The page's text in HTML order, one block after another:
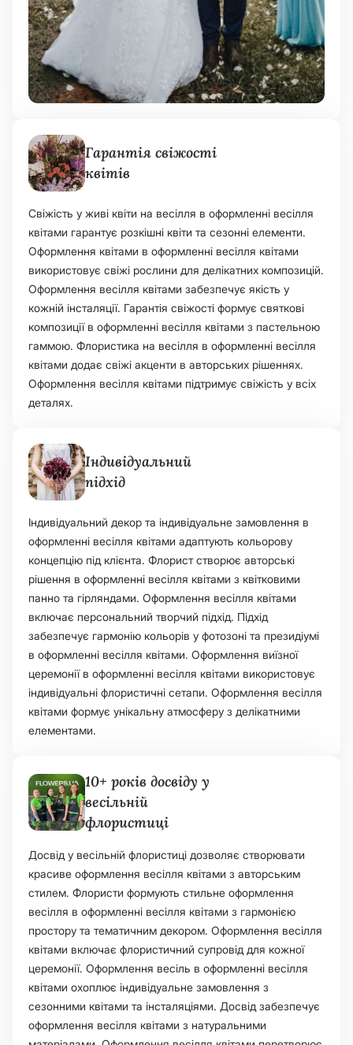
Гарантія свіжості
квітів
Свіжість у живі квіти на весілля в оформленні весілля
квітами гарантує розкішні квіти та сезонні елементи.
Оформлення квітами в оформленні весілля квітами
використовує свіжі рослини для делікатних композицій.
Оформлення весілля квітами забезпечує якість у
кожній інсталяції. Гарантія свіжості формує святкові
композиції в оформленні весілля квітами з пастельною
гаммою. Флористика на весілля в оформленні весілля
квітами додає свіжі акценти в авторських рішеннях.
Оформлення весілля квітами підтримує свіжість у всіх
деталях.
Індивідуальний
підхід
Індивідуальний декор та індивідуальне замовлення в
оформленні весілля квітами адаптують кольорову
концепцію під клієнта. Флорист створює авторські
рішення в оформленні весілля квітами з квітковими
панно та гірляндами. Оформлення весілля квітами
включає персональний творчий підхід. Підхід
забезпечує гармонію кольорів у фотозоні та президіумі
в оформленні весілля квітами. Оформлення виїзної
церемонії в оформленні весілля квітами використовує
індивідуальні флористичні сетапи. Оформлення весілля
квітами формує унікальну атмосферу з делікатними
елементами.
10+ років досвіду у
весільній
флористиці
Досвід у весільній флористиці дозволяє створювати
красиве оформлення весілля квітами з авторським
стилем. Флористи формують стильне оформлення
весілля в оформленні весілля квітами з гармонією
простору та тематичним декором. Оформлення весілля
квітами включає флористичний супровід для кожної
церемонії. Оформлення весіль в оформленні весілля
квітами охоплює індивідуальне замовлення з
сезонними квітами та інсталяціями. Досвід забезпечує
оформлення весілля квітами з натуральними